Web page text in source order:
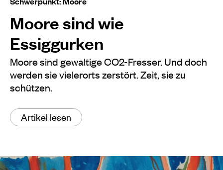
Moore sind wie
Essiggurken
Moore sind gewaltige CO2-Fresser. Und doch
werden sie vielerorts zerstört. Zeit, sie zu
schützen.
Artikel lesen